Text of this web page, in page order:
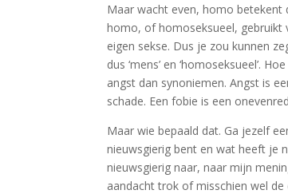
Maar wacht even, homo betekent
homo, of homoseksueel, gebruikt
eigen sekse. Dus je zou kunnen
dus ‘mens’ en ‘homoseksueel’.
angst dan synoniemen. Angst is
schade. Een fobie is een
Maar wie bepaald dat. Ga jezelf
nieuwsgierig bent en wat heeft je
nieuwsgierig naar, naar mijn
aandacht trok of misschien wel